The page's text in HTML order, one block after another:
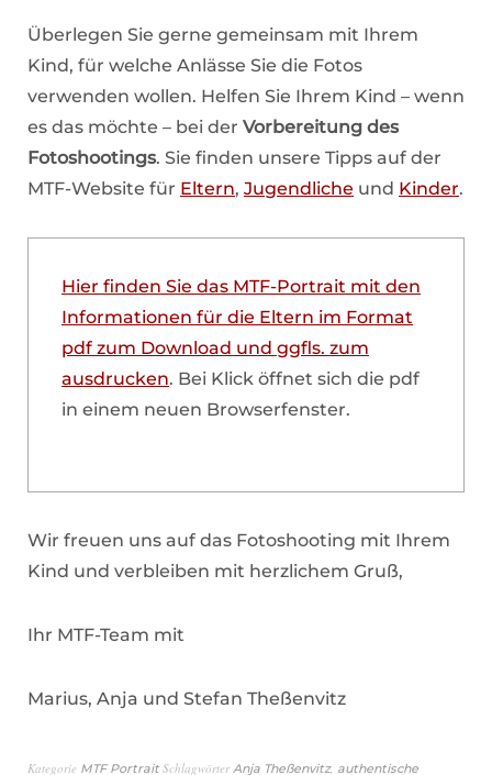
Überlegen Sie gerne gemeinsam mit Ihrem
Kind, für welche Anlässe Sie die Fotos
verwenden wollen. Helfen Sie Ihrem Kind – wenn
es das möchte – bei der Vorbereitung des
Fotoshootings. Sie finden unsere Tipps auf der
MTF-Website für Eltern, Jugendliche und Kinder.
Hier finden Sie das MTF-Portrait mit den
Informationen für die Eltern im Format
pdf zum Download und ggfls. zum
ausdrucken. Bei Klick öffnet sich die pdf
in einem neuen Browserfenster.
Wir freuen uns auf das Fotoshooting mit Ihrem
Kind und verbleiben mit herzlichem Gruß,
Ihr MTF-Team mit
Marius, Anja und Stefan Theßenvitz
Kategorie MTF Portrait Schlagwörter Anja Theßenvitz, authentische